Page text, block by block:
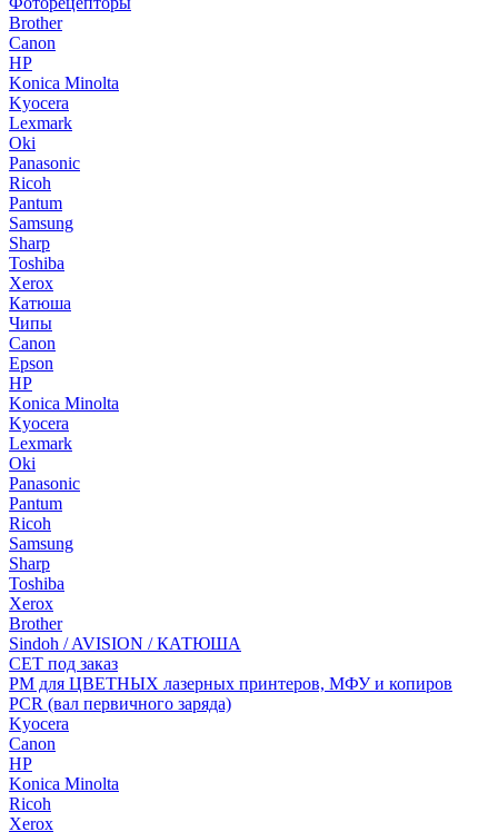
Brother
Canon
HP
Konica Minolta
Kyocera
Lexmark
Oki
Panasonic
Ricoh
Pantum
Samsung
Sharp
Toshiba
Xerox
Катюша
Чипы
Canon
Epson
HP
Konica Minolta
Kyocera
Lexmark
Oki
Panasonic
Pantum
Ricoh
Samsung
Sharp
Toshiba
Xerox
Brother
Sindoh / AVISION / КАТЮША
CET под заказ
РМ для ЦВЕТНЫХ лазерных принтеров, МФУ и копиров
PCR (вал первичного заряда)
Kyocera
Canon
HP
Konica Minolta
Ricoh
Xerox